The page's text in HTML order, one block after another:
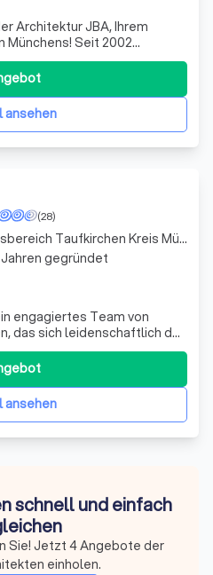
Architektur JBA, Ihrem
Münchens! Seit 2002
und Expertise individuelle
Skizze bis zur finalen
engagiertes Team aus
a
ansehen
(28)
engagiertes Team von
das sich leidenschaftlich der
Wohnprojekte
auf innovative Lösungen
wir Projekte in den
ansehen
Arbeitsbereich Taufkirchen Kreis München
Jahren gegründet
schnell und einfach
Sie! Jetzt 4 Angebote der
einholen.